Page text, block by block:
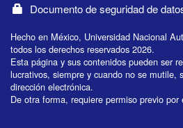
Documento de seguridad de
Hecho en México, Universidad Nacional
todos los derechos reservados 2026.
Esta página y sus contenidos pueden ser
lucrativos, siempre y cuando no se mutile,
dirección electrónica.
De otra forma, requiere permiso previo